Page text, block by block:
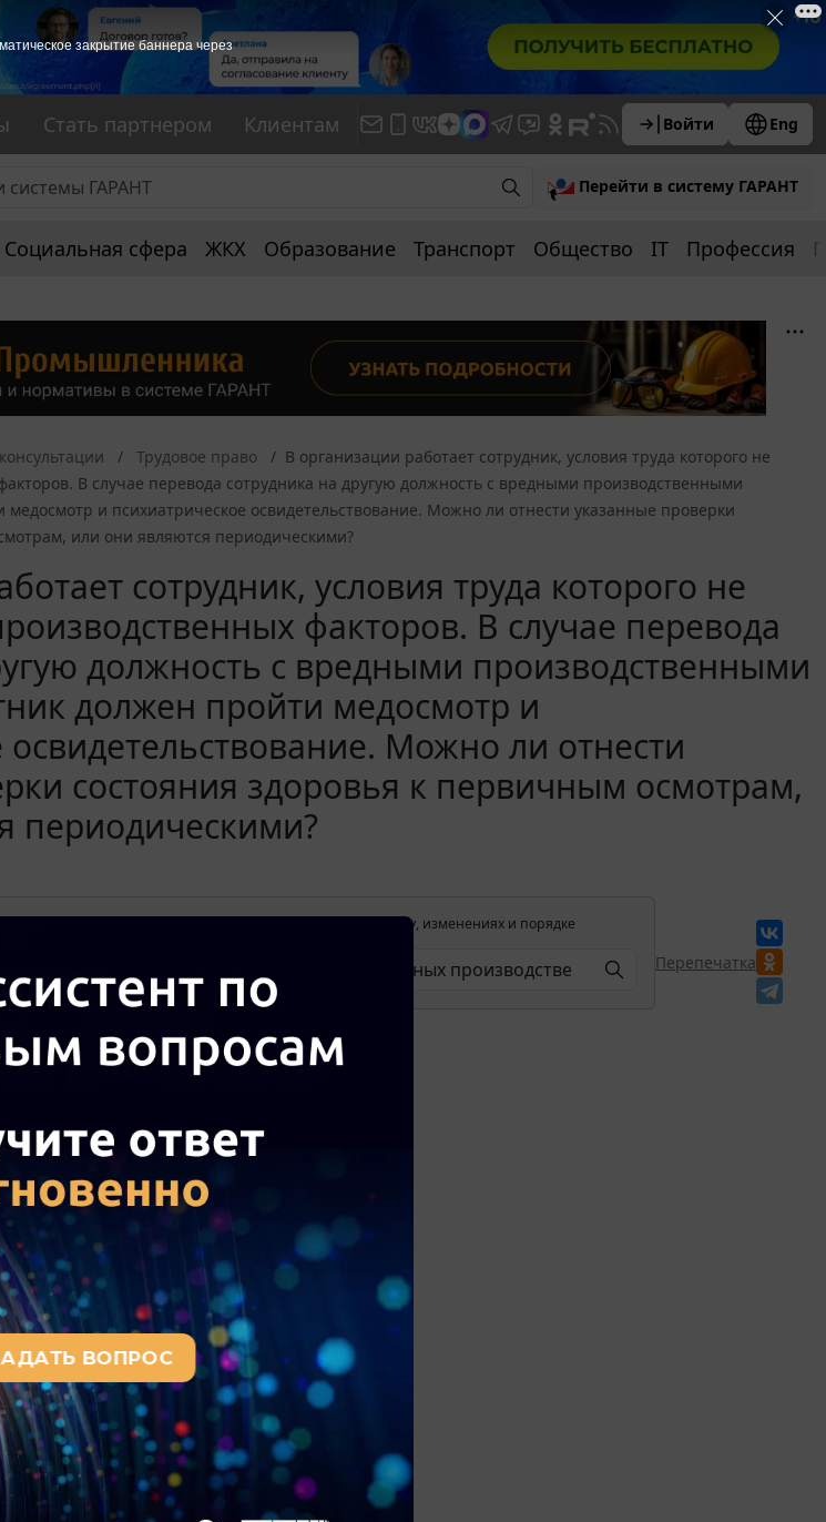
Стать партнером Клиентам Войти Eng
Перейти в систему ГАРАНТ
Социальная сфера ЖКХ Образование Транспорт Общество IT Профессия
Трудовое право
В организации работает сотрудник, условия труда которого не
В случае перевода сотрудника на другую должность с вредными производственными
и психиатрическое освидетельствование. Можно ли отнести указанные проверки
или они являются периодическими?
сотрудник, условия труда которого не
факторов. В случае перевода
должность с вредными производственными
должен пройти медосмотр и
освидетельствование. Можно ли отнести
состояния здоровья к первичным осмотрам,
периодическими?
и получения полной информации о вступлении в силу, изменениях и порядке
поиском в Интернет-версии системы ГАРАНТ:
Перепечатка
закрытие баннера через